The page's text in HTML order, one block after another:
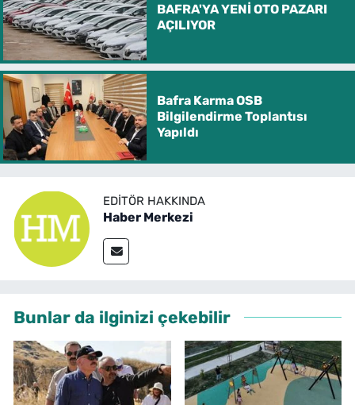
BAFRA'YA YENİ OTO PAZARI
AÇILIYOR
Bafra Karma OSB
Bilgilendirme Toplantısı
Yapıldı
EDITÖR HAKKINDA
Haber Merkezi
Bunlar da ilginizi çekebilir